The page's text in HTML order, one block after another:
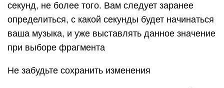
секунд, не более того. Вам следует заранее
определиться, с какой секунды будет начинаться
ваша музыка, и уже выставлять данное значение
при выборе фрагмента
Не забудьте сохранить изменения